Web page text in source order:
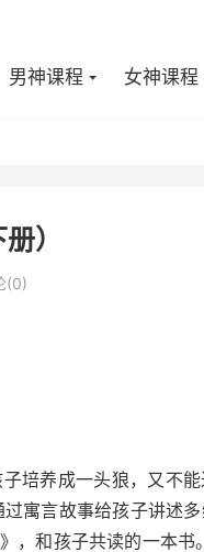
男神课程 女神课程
）
(0)
培养成一头狼，又不
寓言故事给孩子讲述
，和孩子共读的一本书